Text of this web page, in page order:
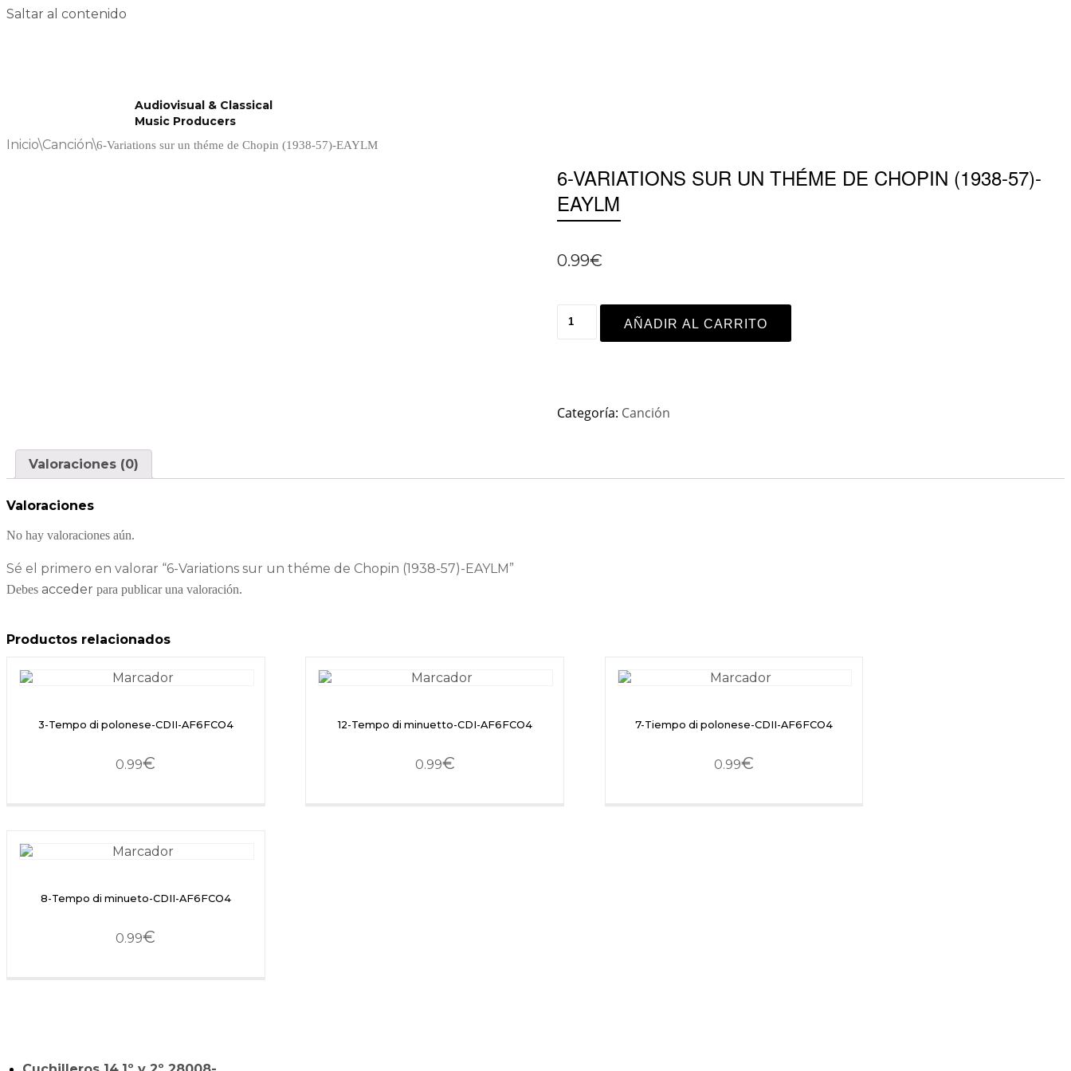
Saltar al contenido
Audiovisual & Classical
Music Producers
Inicio\Canción\6-Variations sur un théme de Chopin (1938-57)-EAYLM
6-VARIATIONS SUR UN THÉME DE CHOPIN (1938-57)-
EAYLM
0.99€
AÑADIR AL CARRITO
Categoría: Canción
Valoraciones (0)
Valoraciones
No hay valoraciones aún.
Sé el primero en valorar “6-Variations sur un théme de Chopin (1938-57)-EAYLM”
Debes acceder para publicar una valoración.
Productos relacionados
3-Tempo di polonese-CDII-AF6FCO4
0.99€
12-Tempo di minuetto-CDI-AF6FCO4
0.99€
7-Tiempo di polonese-CDII-AF6FCO4
0.99€
8-Tempo di minueto-CDII-AF6FCO4
0.99€